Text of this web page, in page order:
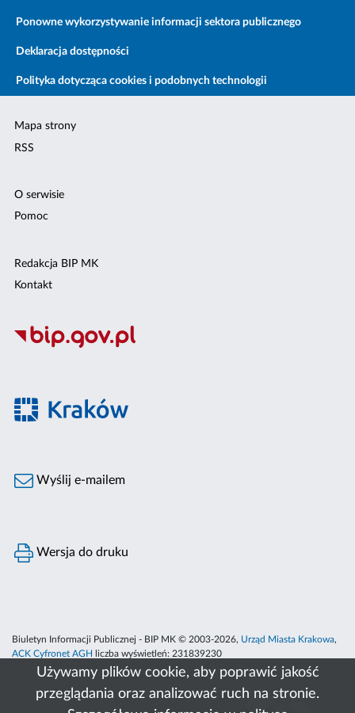
Używamy plików cookie, aby poprawić jakość
przeglądania oraz analizować ruch na stronie.
Ponowne wykorzystywanie informacji sektora publicznego
Deklaracja dostępności
Polityka dotycząca cookies i podobnych technologii
Mapa strony
RSS
O serwisie
Pomoc
Redakcja BIP MK
Kontakt
Wyślij e-mailem
Wersja do druku
Biuletyn Informacji Publicznej - BIP MK © 2003-2026, Urząd Miasta Krakowa,
ACK Cyfronet AGH
liczba wyświetleń: 231839230